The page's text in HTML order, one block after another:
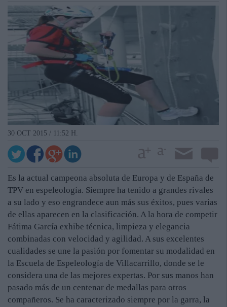
30 OCT 2015 / 11:52 H.
Es la actual campeona absoluta de Europa y de España de
TPV en espeleología. Siempre ha tenido a grandes rivales
a su lado y eso engrandece aun más sus éxitos, pues varias
de ellas aparecen en la clasificación. A la hora de competir
Fátima García exhibe técnica, limpieza y elegancia
combinadas con velocidad y agilidad. A sus excelentes
cualidades se une la pasión por fomentar su modalidad en
la Escuela de Espeleología de Villacarrillo, donde se le
considera una de las mejores expertas. Por sus manos han
pasado más de un centenar de medallas para otros
compañeros. Se ha caracterizado siempre por la garra, la